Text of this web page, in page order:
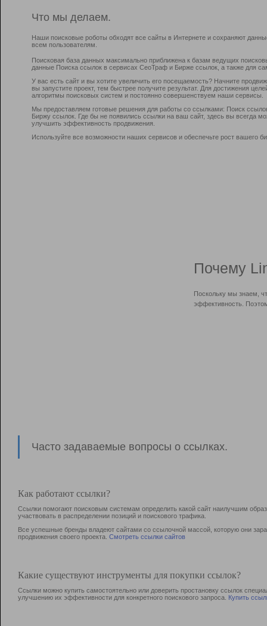
Что мы делаем.
Наши поисковые роботы обходят все сайты в Интернете и сохраняют
всем пользователям.
Поисковая база данных максимально приближена к базам ведущих
данные Поиска ссылок в сервисах СеоТраф и Бирже ссылок, а также для
У вас есть сайт и вы хотите увеличить его посещаемость? Начните
вы запустите проект, тем быстрее получите результат. Для достижения
алгоритмы поисковых систем и постоянно совершенствуем наши сервисы.
Мы предоставляем готовые решения для работы со ссылками: Поиск
Биржу ссылок. Где бы не появились ссылки на ваш сайт, здесь вы всегда
улучшить эффективность продвижения.
Используйте все возможности наших сервисов и обеспечьте рост вашего
Почему
Поскольку мы знаем,
эффективность.
Часто задаваемые вопросы о ссылках.
Как работают ссылки?
Ссылки помогают поисковым системам определить какой сайт наилучшим
участвовать в раcпределении позиций и поискового трафика.
Все успешные бренды владеют сайтами со ссылочной массой, которую они
продвижения своего проекта. Смотреть ссылки сайтов
Какие существуют инструменты для покупки ссылок?
Ссылки можно купить самостоятельно или доверить простановку ссылок
улучшению их эффективности для конкретного поискового запроса. Купить